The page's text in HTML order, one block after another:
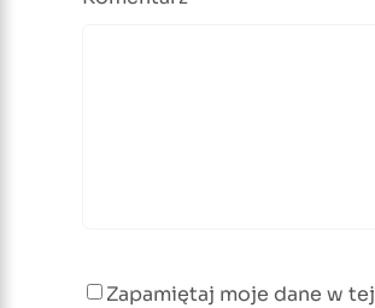
Zapamiętaj moje dane w tej